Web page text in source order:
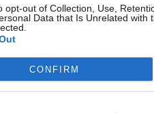
opt-out of Collection, Use,
Data that Is Unrelated with
CONFIRM
της Δώρας Κάσση
Πως μέσα από μια